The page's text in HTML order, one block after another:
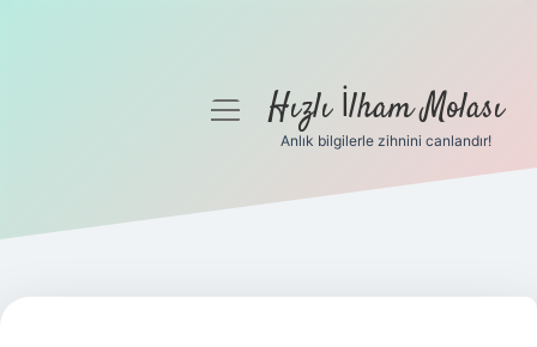
Gizlilik Politikası
Yasal Uyarı
menüyüHızlı İlham Molası
Anlık bilgilerle zihnini canlandır!